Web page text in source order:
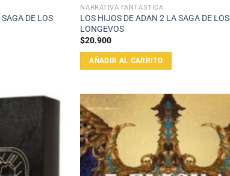
DE LOS
NARRATIVA FANTÁSTICA
LOS HIJOS DE ADAN 2 LA SAGA DE LOS
LONGEVOS
$20.900
AÑADIR AL CARRITO